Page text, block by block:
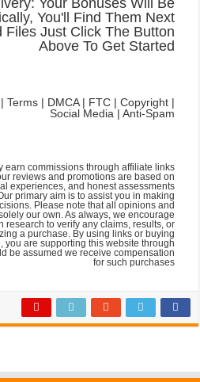
You'll Find Them Next
Files Just Click The Button
Above To Get Started
Terms | DMCA | FTC | Copyright |
Social Media | Anti-Spam
earn commissions through affiliate links
reviews and promotions are based on
experiences, and honest assessments
primary aim is to assist you in making
Please note that all opinions and
our own. As always, we encourage
research to verify any claims, results, or
a purchase. By using links or buying
you are supporting this website through
be assumed we receive compensation
for such purchases